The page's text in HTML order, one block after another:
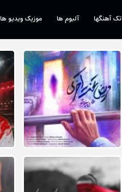
تک آهنگها آلبوم ها موزیک ویدیو ها